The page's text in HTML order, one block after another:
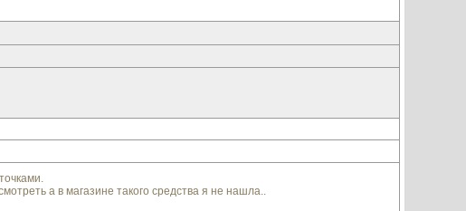
а в магазине такого средства я не нашла..